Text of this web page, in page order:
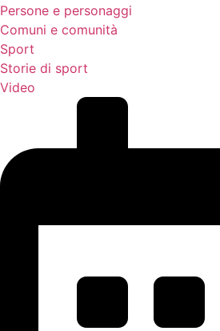
Persone e personaggi
Comuni e comunità
Sport
Storie di sport
Video